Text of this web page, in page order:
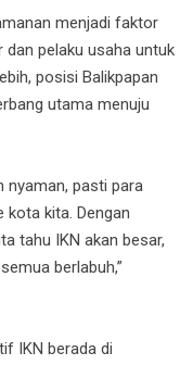
menjadi faktor
pelaku usaha untuk
posisi Balikpapan
utama menuju
nyaman, pasti para
kota kita. Dengan
tahu IKN akan besar,
berlabuh,”
IKN berada di